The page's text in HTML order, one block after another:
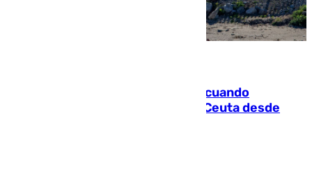
Fallece un joven tras caer al mar cuando
intentaba entrar en parapente a Ceuta desde